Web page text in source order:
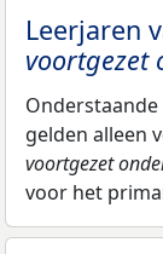
Leerjaren
voortgezet
gelden alleen
voortgezet
voor het